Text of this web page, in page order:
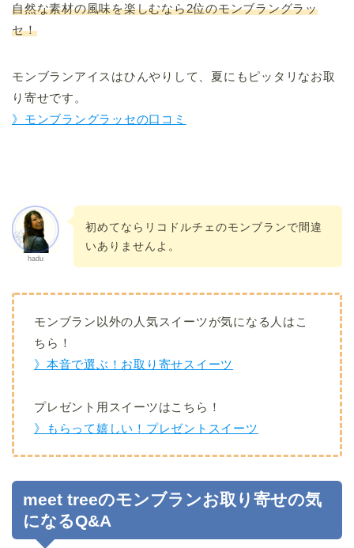
自然な素材の風味を楽しむなら2位のモンブラングラッ
セ！
モンブランアイスはひんやりして、夏にもピッタリなお取
り寄せです。
》モンブラングラッセの口コミ
hadu
初めてならリコドルチェのモンブランで間違
いありませんよ。
モンブラン以外の人気スイーツが気になる人はこ
ちら！
》本音で選ぶ！お取り寄せスイーツ
プレゼント用スイーツはこちら！
》もらって嬉しい！プレゼントスイーツ
meet treeのモンブランお取り寄せの気
になるQ&A